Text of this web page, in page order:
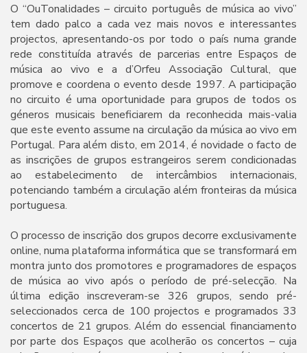
O “OuTonalidades – circuito português de música ao vivo”
tem dado palco a cada vez mais novos e interessantes
projectos, apresentando-os por todo o país numa grande
rede constituída através de parcerias entre Espaços de
música ao vivo e a d’Orfeu Associação Cultural, que
promove e coordena o evento desde 1997. A participação
no circuito é uma oportunidade para grupos de todos os
géneros musicais beneficiarem da reconhecida mais-valia
que este evento assume na circulação da música ao vivo em
Portugal. Para além disto, em 2014, é novidade o facto de
as inscrições de grupos estrangeiros serem condicionadas
ao estabelecimento de intercâmbios internacionais,
potenciando também a circulação além fronteiras da música
portuguesa.
O processo de inscrição dos grupos decorre exclusivamente
online, numa plataforma informática que se transformará em
montra junto dos promotores e programadores de espaços
de música ao vivo após o período de pré-selecção. Na
última edição inscreveram-se 326 grupos, sendo pré-
seleccionados cerca de 100 projectos e programados 33
concertos de 21 grupos. Além do essencial financiamento
por parte dos Espaços que acolherão os concertos – cuja